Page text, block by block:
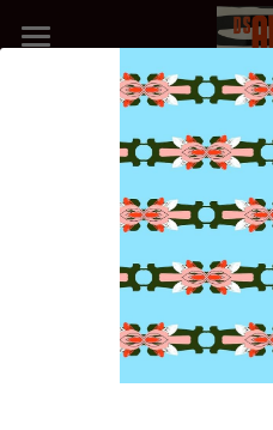
Accueil
Boutique
Médias
Nos Artistes
Précédent
LES
Toutes les catégories